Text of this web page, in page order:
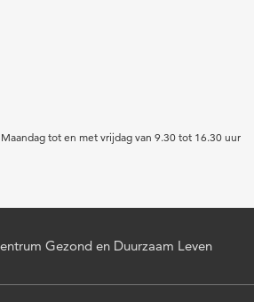
Maandag tot en met vrijdag van 9.30 tot 16.30 uur
Gezond en Duurzaam Leven